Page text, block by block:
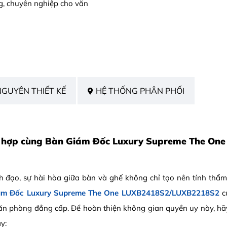
chuyên nghiệp cho văn
THIẾT KẾ HỆ THỐNG PHÂN PHỐI
cùng Bàn Giám Đốc Luxury Supreme The One
đạo, sự hài hòa giữa bàn và ghế không chỉ tạo nên tính
Đốc Luxury Supreme The One LUXB2418S2/LUXB2218S2
phòng đẳng cấp. Để hoàn thiện không gian quyền uy này,